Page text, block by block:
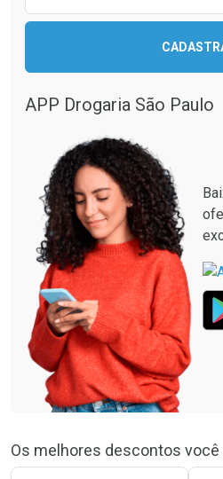
Comprar sem Desconto
Por R$ 37,19/cada
Comprar sem Desconto
APP Drogaria São Paulo
Os melhores descontos você